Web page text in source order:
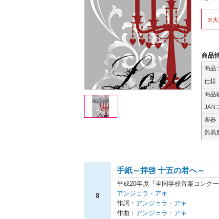
※大
商品
商品
仕様
商品
JAN
楽器
難易
8
手紙～拝啓 十五の君へ～
平成20年度『全国学校音楽コンク
アンジェラ・アキ
作詞： アンジェラ・アキ
作曲： アンジェラ・アキ